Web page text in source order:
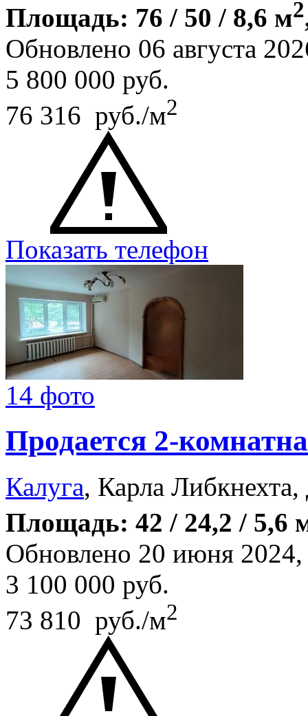
Площадь: 76 / 50 / 8,6 м2
Обновлено 06 августа
5 800 000 руб.
76 316 руб./м2
Показать телефон
14 фото
Продается 2-
Калуга, Карла
Площадь: 42 / 24,2 / 5,6
Обновлено 20 июня
3 100 000 руб.
73 810 руб./м2